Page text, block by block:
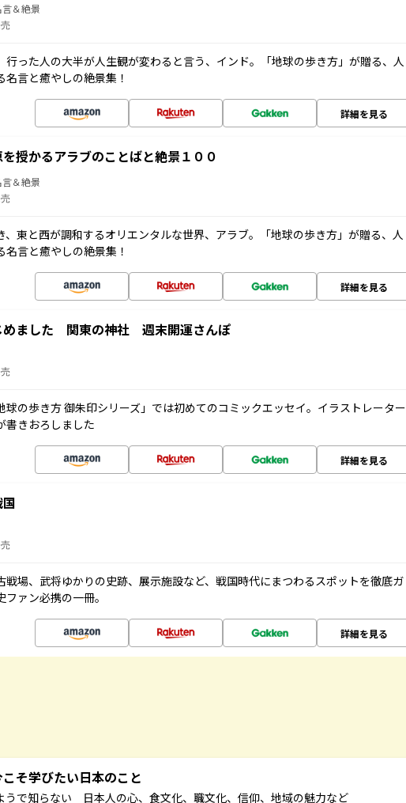
＆絶景
行った人の大半が人生観が変わると言う、インド。「地球の歩き方」が贈る、人
名言と癒やしの絶景集！
詳細を見る
授かるアラブのことばと絶景１００
＆絶景
、東と西が調和するオリエンタルな世界、アラブ。「地球の歩き方」が贈る、人
名言と癒やしの絶景集！
詳細を見る
めました 関東の神社 週末開運さんぽ
球の歩き方 御朱印シリーズ」では初めてのコミックエッセイ。イラストレーター
書きおろしました
詳細を見る
戦場、武将ゆかりの史跡、展示施設など、戦国時代にまつわるスポットを徹底ガ
ファン必携の一冊。
詳細を見る
そ学びたい日本のこと
うで知らない 日本人の心、食文化、職文化、信仰、地域の魅力など